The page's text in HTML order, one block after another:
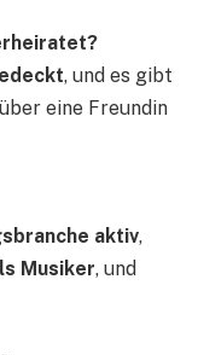
, und es gibt
über eine Freundin
aktiv,
Musiker, und